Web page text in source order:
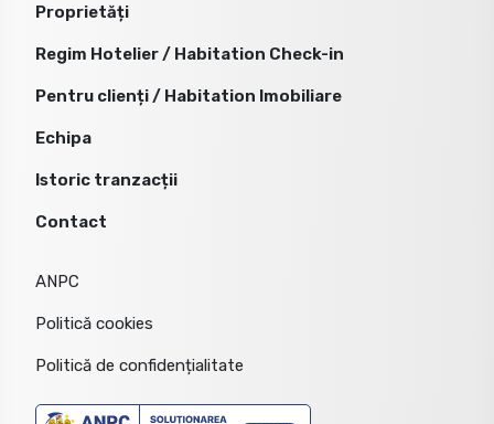
Proprietăți
Regim Hotelier / Habitation Check-in
Pentru clienți / Habitation Imobiliare
Echipa
Istoric tranzacții
Contact
ANPC
Politică cookies
Politică de confidențialitate